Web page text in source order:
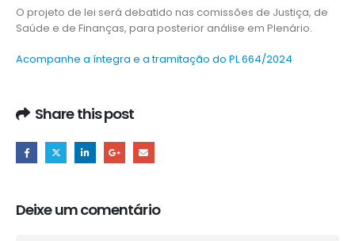
O projeto de lei será debatido nas comissões de Justiça, de
Saúde e de Finanças, para posterior análise em Plenário.
Acompanhe a íntegra e a tramitação do PL 664/2024
Share this post
Deixe um comentário